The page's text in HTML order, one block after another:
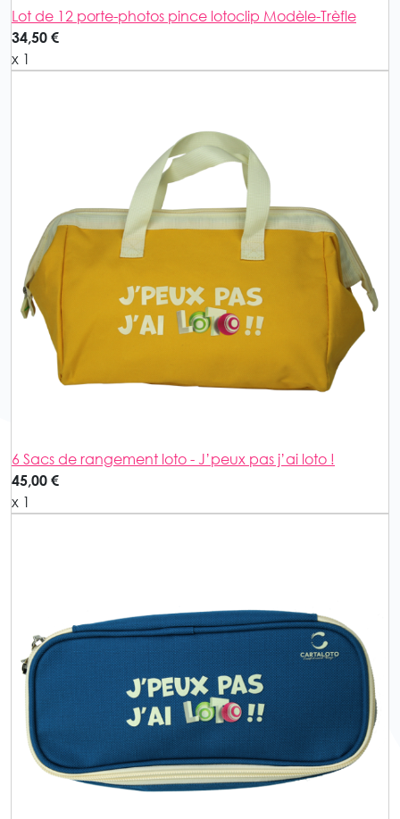
Lot de 12 porte-photos pince lotoclip Modèle-Trèfle
34,50 €
x 1
6 Sacs de rangement loto - J’peux pas j’ai loto !
45,00 €
x 1